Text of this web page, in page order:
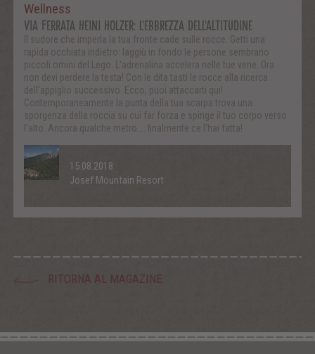
Wellness
VIA FERRATA HEINI HOLZER: L'EBBREZZA DELL'ALTITUDINE
Il sudore che imperla la tua fronte cade sulle rocce. Getti una
rapida occhiata indietro: laggiù in fondo le persone sembrano
piccoli omini del Lego. L'adrenalina accelera nelle tue vene. Ora
non devi perdere la testa! Con le dita tasti le rocce alla ricerca
dell'appiglio successivo. Ecco, puoi attaccarti qui!
Contemporaneamente la punta della tua scarpa trova una
sporgenza della roccia su cui far forza e spinge il tuo corpo verso
l'alto. Ancora qualche metro.... finalmente ce l'hai fatta!
15.08.2018
Josef Mountain Resort
RITORNA AL MAGAZINE